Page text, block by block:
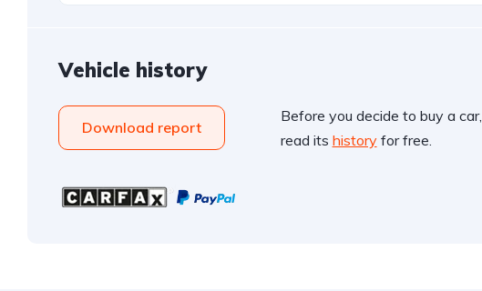
Vehicle history
Download report
Before you decide to buy a car,
read its historyfor free.